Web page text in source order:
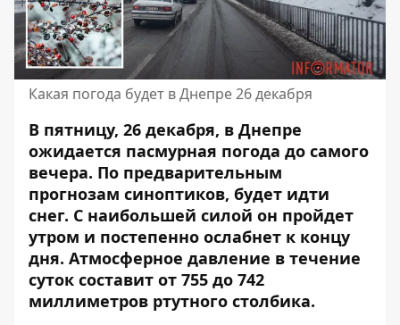
Какая погода будет в Днепре 26 декабря
В пятницу, 26 декабря, в Днепре
ожидается пасмурная погода до самого
вечера. По предварительным
прогнозам синоптиков, будет идти
снег. С наибольшей силой он пройдет
утром и постепенно ослабнет к концу
дня. Атмосферное давление в течение
суток составит от 755 до 742
миллиметров ртутного столбика.